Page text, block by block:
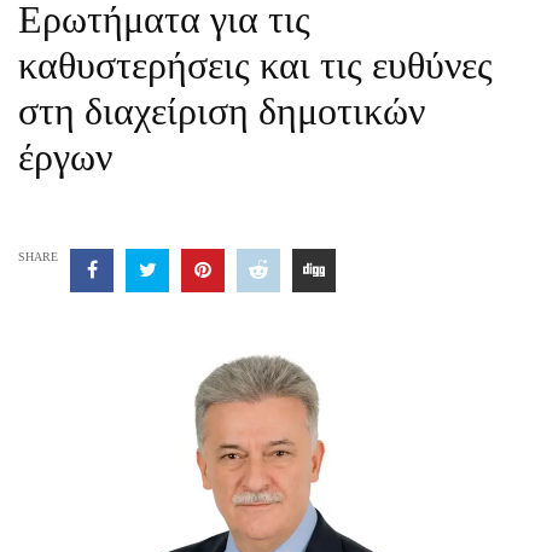
Ερωτήματα για τις
καθυστερήσεις και τις ευθύνες
στη διαχείριση δημοτικών
έργων
SHARE